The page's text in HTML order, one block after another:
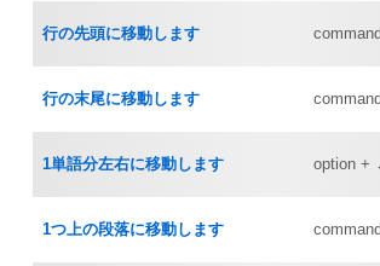
行の先頭に移動します
行の末尾に移動します
1単語分左右に移動します option
1つ上の段落に移動します